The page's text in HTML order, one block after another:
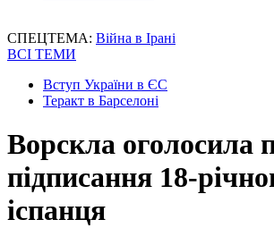
СПЕЦТЕМА: Війна в Ірані
ВСІ ТЕМИ
Вступ України в ЄС
Теракт в Барселоні
Ворскла оголосила
підписання 18-
іспанця